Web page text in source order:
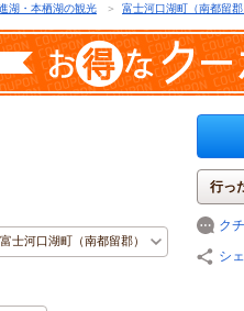
湖・本栖湖の観光 ＞ 富士河口湖町（南都留
富士河口湖町（南都留郡）
行っ
ク
シ